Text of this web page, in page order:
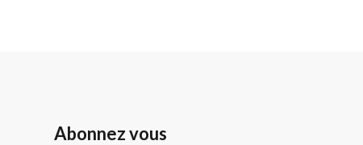
Abonnez vous